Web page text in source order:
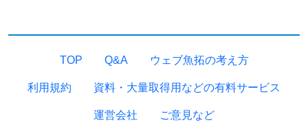
TOP Q&A ウェブ魚拓の考え方
利用規約 資料・大量取得用などの有料サービス
運営会社 ご意見など